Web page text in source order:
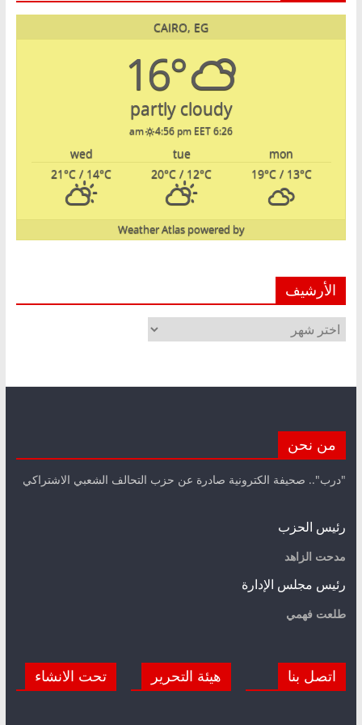
CAIRO, EG
16°
partly cloudy
6:26 am
4:56 pm EET
mon
tue
wed
19°C/ 13°C
20°C / 12°C
21°C / 14°C
powered by
Weather Atlas
الأرشيف
الأرشيف
من نحن
"درب".. صحيفة الكترونية صادرة عن حزب التحالف الشعبي الاشتراكي
رئيس الحزب
مدحت الزاهد
رئيس مجلس الإدارة
طلعت فهمي
اتصل بنا هيئة التحرير تحت الانشاء